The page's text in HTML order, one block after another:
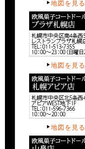
地図を見る
地図を見る
地図を見る